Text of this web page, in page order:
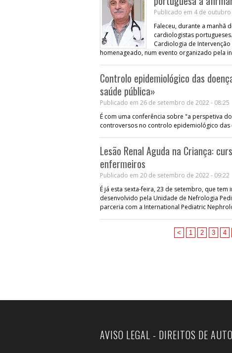
Publicado em 4 de outubro
Faleceu, durante a manhã
cardiologistas
Cardiologia de
homenageado, num evento organizado pela
Controlo epidemiológico das
saúde pública»
Publicado em 26 de setembro de 2022 - 08:25
É com uma conferência sobre "a perspetiva
controversos no controlo epidemiológico das
Lesão Renal Aguda na Criança:
enfermeiros
Publicado em 20 de setembro de 2022 - 09:22
É já esta sexta-feira, 23 de setembro, que tem
desenvolvido pela Unidade de Nefrologia
parceria com a International Pediatric
< 1 2 3 4
AVISO LEGAL - DIREITOS DE